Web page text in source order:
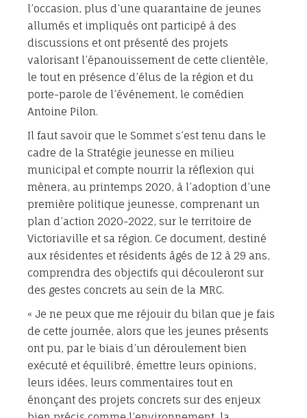
l’occasion, plus d’une quarantaine de jeunes
allumés et impliqués ont participé à des
discussions et ont présenté des projets
valorisant l’épanouissement de cette clientèle,
le tout en présence d’élus de la région et du
porte-parole de l’événement, le comédien
Antoine Pilon.
Il faut savoir que le Sommet s’est tenu dans le
cadre de la Stratégie jeunesse en milieu
municipal et compte nourrir la réflexion qui
mènera, au printemps 2020, à l’adoption d’une
première politique jeunesse, comprenant un
plan d’action 2020-2022, sur le territoire de
Victoriaville et sa région. Ce document, destiné
aux résidentes et résidents âgés de 12 à 29 ans,
comprendra des objectifs qui découleront sur
des gestes concrets au sein de la MRC.
« Je ne peux que me réjouir du bilan que je fais
de cette journée, alors que les jeunes présents
ont pu, par le biais d’un déroulement bien
exécuté et équilibré, émettre leurs opinions,
leurs idées, leurs commentaires tout en
énonçant des projets concrets sur des enjeux